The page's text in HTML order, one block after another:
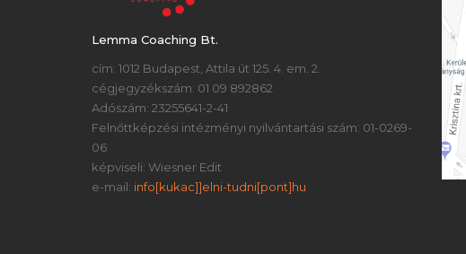
Lemma Coaching Bt.
cím: 1012 Budapest, Attila út 125. 4. em. 2.
cégjegyzékszám: 01 09 892862
Adószám: 23255641-2-41
Felnőttképzési intézményi nyilvántartási szám: 01-0269-
06
képviseli: Wiesner Edit
e-mail: info[kukac]]elni-tudni[pont]hu